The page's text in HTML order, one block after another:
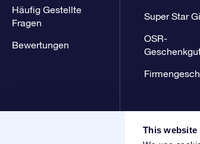
This website
Häufig Gestellte
Fragen
Bewertungen
Super Star
OSR-